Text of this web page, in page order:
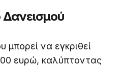
να εγκριθεί
ευρώ, καλύπτοντας